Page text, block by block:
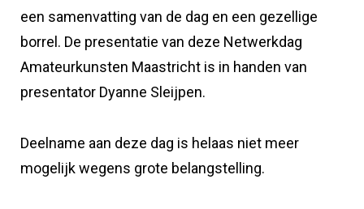
een samenvatting van de dag en een gezellige
borrel. De presentatie van deze Netwerkdag
Amateurkunsten Maastricht is in handen van
presentator Dyanne Sleijpen.
Deelname aan deze dag is helaas niet meer
mogelijk wegens grote belangstelling.